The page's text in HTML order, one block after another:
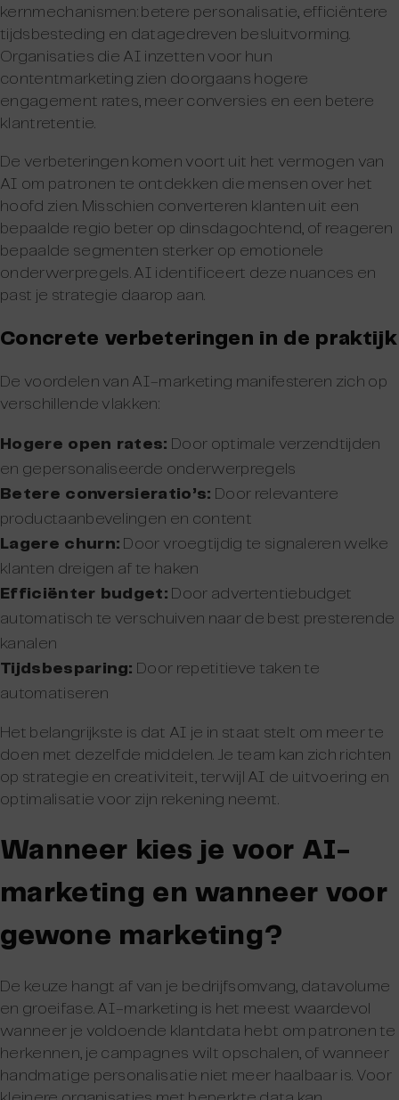
kernmechanismen: betere personalisatie, efficiëntere
tijdsbesteding en datagedreven besluitvorming.
Organisaties die AI inzetten voor hun
contentmarketing zien doorgaans hogere
engagement rates, meer conversies en een betere
klantretentie.
De verbeteringen komen voort uit het vermogen van
AI om patronen te ontdekken die mensen over het
hoofd zien. Misschien converteren klanten uit een
bepaalde regio beter op dinsdagochtend, of reageren
bepaalde segmenten sterker op emotionele
onderwerpregels. AI identificeert deze nuances en
past je strategie daarop aan.
Concrete verbeteringen in de praktijk
De voordelen van AI-marketing manifesteren zich op
verschillende vlakken:
Hogere open rates: Door optimale verzendtijden
en gepersonaliseerde onderwerpregels
Betere conversieratio’s: Door relevantere
productaanbevelingen en content
Lagere churn: Door vroegtijdig te signaleren welke
klanten dreigen af te haken
Efficiënter budget: Door advertentiebudget
automatisch te verschuiven naar de best presterende
kanalen
Tijdsbesparing: Door repetitieve taken te
automatiseren
Het belangrijkste is dat AI je in staat stelt om meer te
doen met dezelfde middelen. Je team kan zich richten
op strategie en creativiteit, terwijl AI de uitvoering en
optimalisatie voor zijn rekening neemt.
Wanneer kies je voor AI-
marketing en wanneer voor
gewone marketing?
De keuze hangt af van je bedrijfsomvang, datavolume
en groeifase. AI-marketing is het meest waardevol
wanneer je voldoende klantdata hebt om patronen te
herkennen, je campagnes wilt opschalen, of wanneer
handmatige personalisatie niet meer haalbaar is. Voor